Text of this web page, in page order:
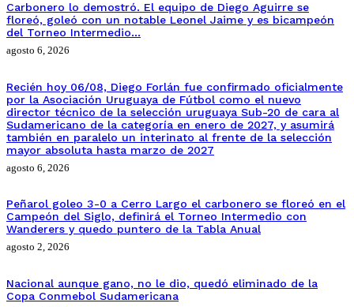
Carbonero lo demostró. El equipo de Diego Aguirre se
floreó, goleó con un notable Leonel Jaime y es bicampeón
del Torneo Intermedio…
agosto 6, 2026
Recién hoy 06/08, Diego Forlán fue confirmado oficialmente
por la Asociación Uruguaya de Fútbol como el nuevo
director técnico de la selección uruguaya Sub-20 de cara al
Sudamericano de la categoría en enero de 2027, y asumirá
también en paralelo un interinato al frente de la selección
mayor absoluta hasta marzo de 2027
agosto 6, 2026
Peñarol goleo 3-0 a Cerro Largo el carbonero se floreó en el
Campeón del Siglo, definirá el Torneo Intermedio con
Wanderers y quedo puntero de la Tabla Anual
agosto 2, 2026
Nacional aunque gano, no le dio, quedó eliminado de la
Copa Conmebol Sudamericana